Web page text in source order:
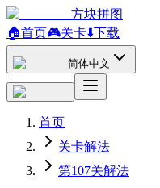
方块拼图
🏠首页🎮关卡⬇️下载
简体中文
首页
关卡解法
第107关解法